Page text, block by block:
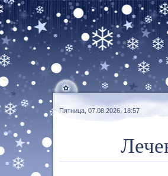
Пятница, 07.08.2026, 18:57